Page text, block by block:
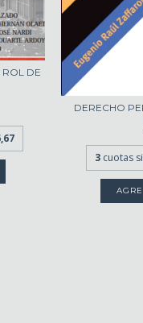
ROL DE
DERECHO
3 cuotas